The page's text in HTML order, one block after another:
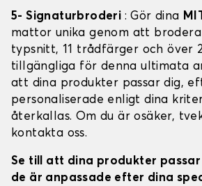
5- Signaturbroderi : Gör dina
mattor unika genom att
typsnitt, 11 trådfärger och över
tillgängliga för denna ultimata
att dina produkter passar dig,
personaliserade enligt dina
återkallas. Om du är osäker,
kontakta oss.
Se till att dina produkter
de är anpassade efter dina